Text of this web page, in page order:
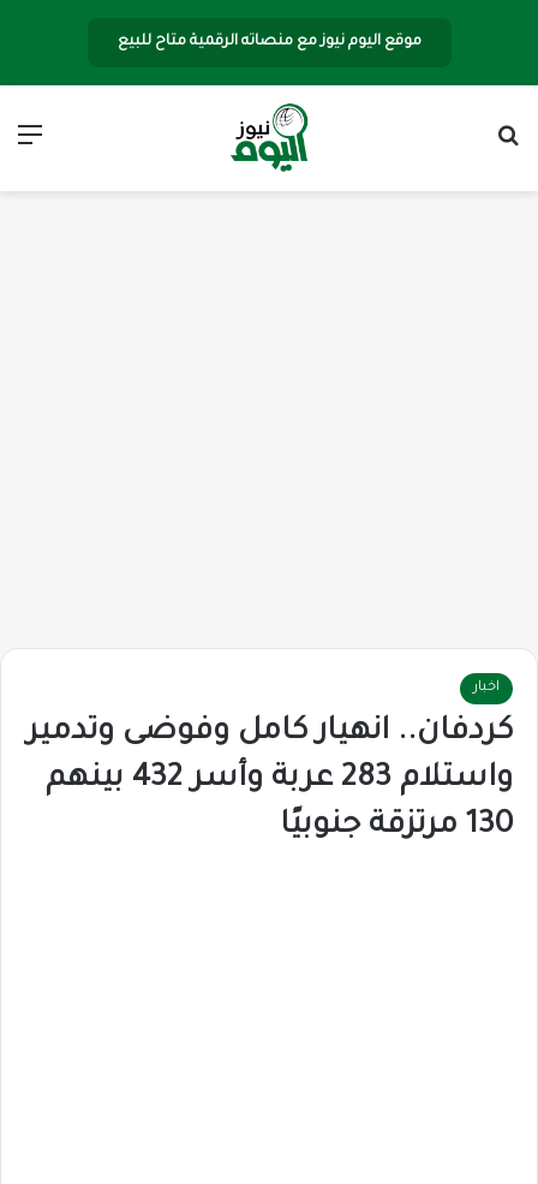
موقع اليوم نيوز مع منصاته الرقمية متاح للبيع
اخبار
كردفان.. انهيار كامل وفوضى وتدمير
واستلام 283 عربة وأسر 432 بينهم
130 مرتزقة جنوبيًا